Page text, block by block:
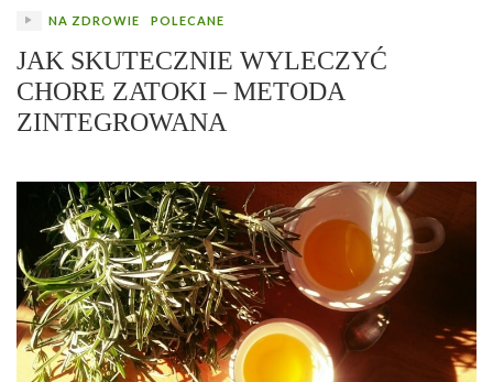
NA ZDROWIE POLECANE
JAK SKUTECZNIE WYLECZYĆ
CHORE ZATOKI – METODA
ZINTEGROWANA